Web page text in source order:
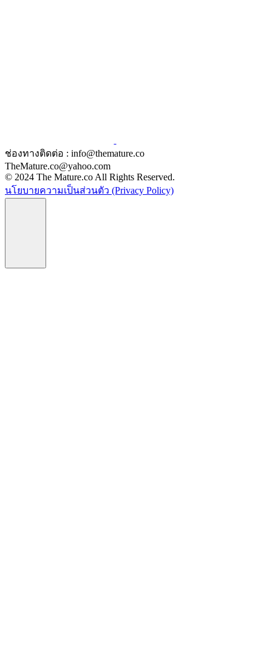
ช่องทางติดต่อ : info@themature.co
TheMature.co@yahoo.com
© 2024 The Mature.co All Rights Reserved.
นโยบายความเป็นส่วนตัว (Privacy Policy)